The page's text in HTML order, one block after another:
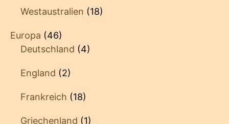
Westaustralien (18)
Europa (46)
Deutschland (4)
England (2)
Frankreich (18)
Griechenland (1)